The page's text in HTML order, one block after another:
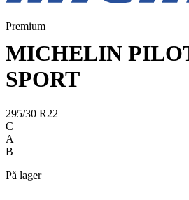
Premium
MICHELIN
SPORT
295/30 R22
C
A
B
På lager